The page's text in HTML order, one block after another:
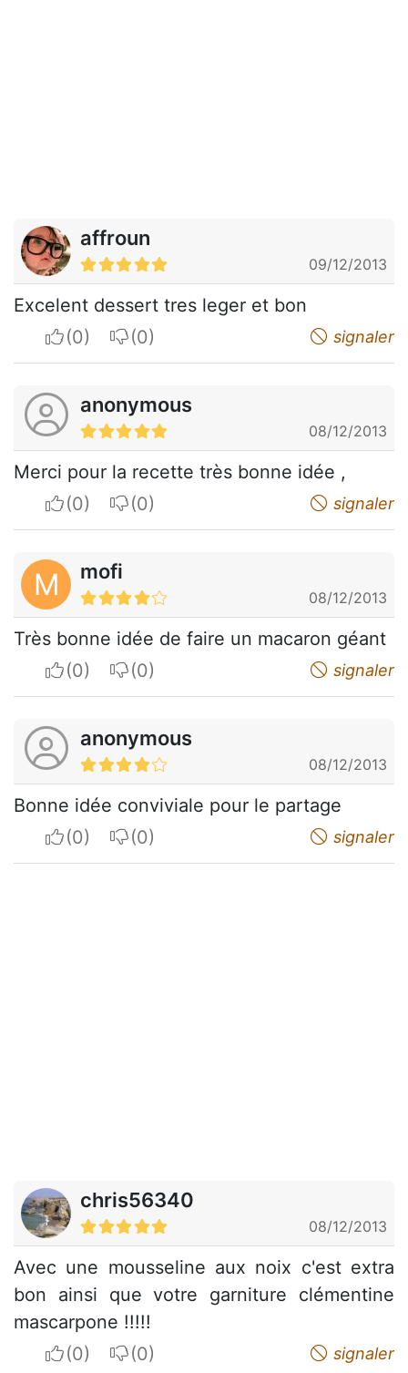
affroun
09/12/2013
Excelent dessert tres leger et bon
I apreciateI do not appreciate signaler
anonymous
08/12/2013
Merci pour la recette très bonne idée ,
I apreciateI do not appreciate signaler
M mofi
08/12/2013
Très bonne idée de faire un macaron géant
I apreciateI do not appreciate signaler
anonymous
08/12/2013
Bonne idée conviviale pour le partage
I apreciateI do not appreciate signaler
chris56340
08/12/2013
Avec une mousseline aux noix c'est extra
bon ainsi que votre garniture clémentine
mascarpone !!!!!
I apreciateI do not appreciate signaler